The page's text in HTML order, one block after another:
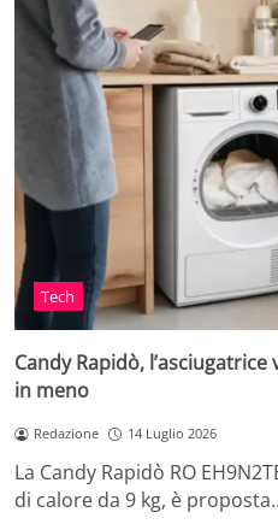
Tech
Candy Rapidò,
in meno
Redazione 14 Luglio 2026
La Candy Rapidò RO
di calore da 9 kg, è